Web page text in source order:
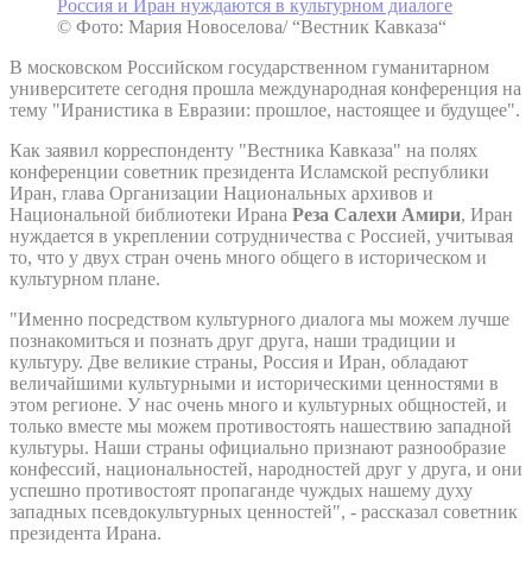
© Фото: Мария Новоселова/ “Вестник Кавказа“
В московском Российском государственном гуманитарном
университете сегодня прошла международная конференция на
тему "Иранистика в Евразии: прошлое, настоящее и будущее".
Как заявил корреспонденту "Вестника Кавказа" на полях
конференции советник президента Исламской республики
Иран, глава Организации Национальных архивов и
Национальной библиотеки Ирана Реза Салехи Амири, Иран
нуждается в укреплении сотрудничества с Россией, учитывая
то, что у двух стран очень много общего в историческом и
культурном плане.
"Именно посредством культурного диалога мы можем лучше
познакомиться и познать друг друга, наши традиции и
культуру. Две великие страны, Россия и Иран, обладают
величайшими культурными и историческими ценностями в
этом регионе. У нас очень много и культурных общностей, и
только вместе мы можем противостоять нашествию западной
культуры. Наши страны официально признают разнообразие
конфессий, национальностей, народностей друг у друга, и они
успешно противостоят пропаганде чуждых нашему духу
западных псевдокультурных ценностей", - рассказал советник
президента Ирана.